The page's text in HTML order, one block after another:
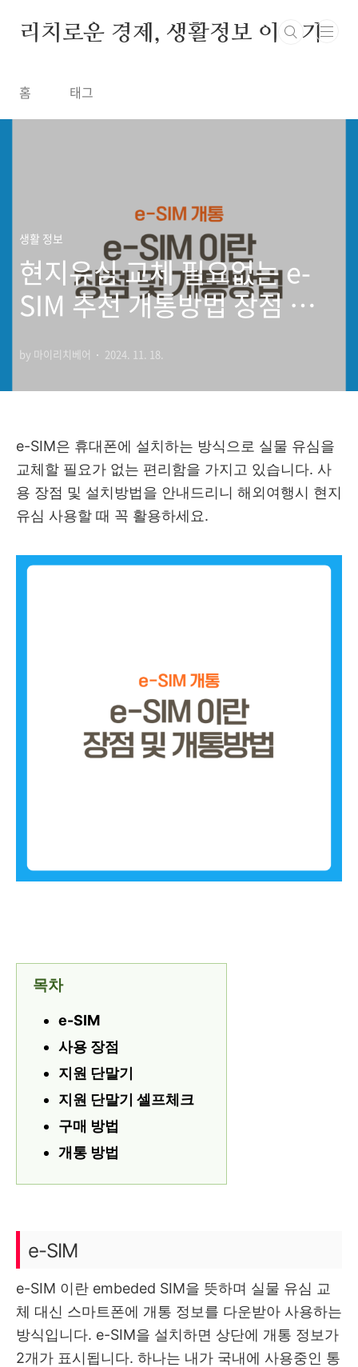
리치로운 경제, 생활정보 이야기
홈 태그
생활 정보
현지유심 교체 필요없는 e-
SIM 추천 개통방법 장점 특징
by 마이리치베어 2024. 11. 18.
e-SIM은 휴대폰에 설치하는 방식으로 실물 유심을
교체할 필요가 없는 편리함을 가지고 있습니다. 사
용 장점 및 설치방법을 안내드리니 해외여행시 현지
유심 사용할 때 꼭 활용하세요.
목차
e-SIM
사용 장점
지원 단말기
지원 단말기 셀프체크
구매 방법
개통 방법
e-SIM
e-SIM 이란 embeded SIM을 뜻하며 실물 유심 교
체 대신 스마트폰에 개통 정보를 다운받아 사용하는
방식입니다. e-SIM을 설치하면 상단에 개통 정보가
2개가 표시됩니다. 하나는 내가 국내에 사용중인 통